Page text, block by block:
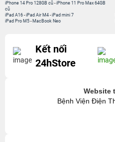
iPhone 14 Pro 128GB cũ -iPhone 11 Pro Max 64GB
cũ
iPad A16 -iPad Air M4 -iPad mini 7
iPad Pro M5 - MacBook Neo
Kết nối
24hStore
Website
Bệnh Viện Điện